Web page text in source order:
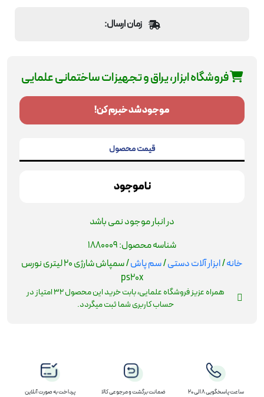
زمان ارسال:
فروشگاه ابزار، یراق و تجهیزات ساختمانی علمایی
موجود شد خبرم کن!
قیمت محصول
ناموجود
در انبار موجود نمی باشد
شناسه محصول:1880009
خانه/ابزار آلات دستی/سم پاش
/ سمپاش شارژی 20 لیتری نورس
ps20x
همراه عزیز فروشگاه علمایی، بابت خرید این محصول32امتیاز در
حساب کاربری شما ثبت میگردد.
ساعت پاسخگویی 8 الی 20 ضمانت برگشت و مرجوعی کالا پرداخت به صورت آنلاین